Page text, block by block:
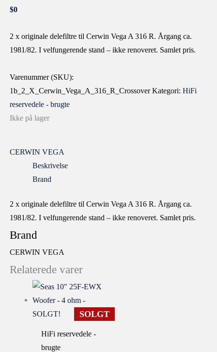
$0
2 x originale delefiltre til Cerwin Vega A 316 R. Årgang ca.
1981/82. I velfungerende stand – ikke renoveret. Samlet pris.
Varenummer (SKU):
1b_2_X_Cerwin_Vega_A_316_R_Crossover Kategori: HiFi
reservedele - brugte
Ikke på lager
CERWIN VEGA
Beskrivelse
Brand
2 x originale delefiltre til Cerwin Vega A 316 R. Årgang ca.
1981/82. I velfungerende stand – ikke renoveret. Samlet pris.
Brand
CERWIN VEGA
Relaterede varer
SOLGT
HiFi reservedele -
brugte